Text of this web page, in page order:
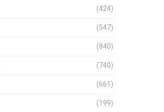
(424)
(547)
(840)
(740)
(661)
(199)